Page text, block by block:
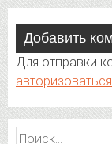
Добавить
Для отправки
авторизоваться
Найти: